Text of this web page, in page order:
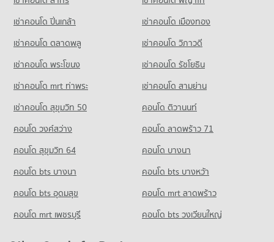
Condo for Rent near Saraburi Hospital
10 properties for rent
Condo for Sale near Saraburi Hospital
53 properties for sale
เช่าคอนโด ปิ่นเกล้า
เช่าคอนโด เมืองทอง
เช่าคอนโด ตลาดพลู
เช่าคอนโด วิภาวดี
เช่าคอนโด พระโขนง
เช่าคอนโด รัชโยธิน
เช่าคอนโด mrt ท่าพระ
เช่าคอนโด สามย่าน
เช่าคอนโด สุขุมวิท 50
คอนโด ติวานนท์
คอนโด วงศ์สว่าง
คอนโด ลาดพร้าว 71
คอนโด สุขุมวิท 64
คอนโด บางนา
คอนโด bts บางนา
คอนโด bts บางหว้า
คอนโด bts อุดมสุข
คอนโด mrt ลาดพร้าว
คอนโด mrt เพชรบุรี
คอนโด bts วงเวียนใหญ่